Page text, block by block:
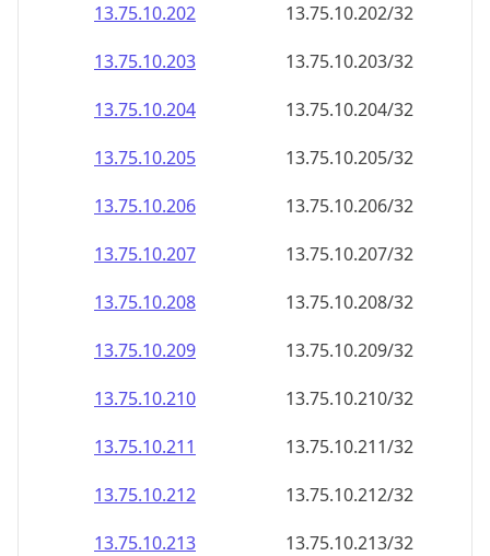
13.75.10.202
13.75.10.202/32
13.75.10.203
13.75.10.203/32
13.75.10.204
13.75.10.204/32
13.75.10.205
13.75.10.205/32
13.75.10.206
13.75.10.206/32
13.75.10.207
13.75.10.207/32
13.75.10.208
13.75.10.208/32
13.75.10.209
13.75.10.209/32
13.75.10.210
13.75.10.210/32
13.75.10.211
13.75.10.211/32
13.75.10.212
13.75.10.212/32
13.75.10.213
13.75.10.213/32